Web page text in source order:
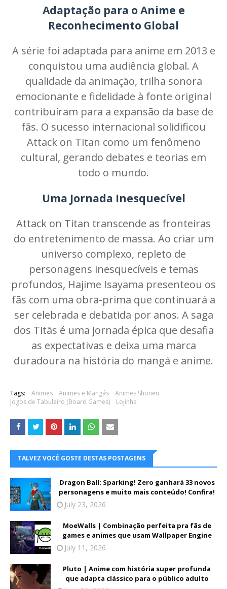
Adaptação para o Anime e
Reconhecimento Global
A série foi adaptada para anime em 2013 e
conquistou uma audiência global. A
qualidade da animação, trilha sonora
emocionante e fidelidade à fonte original
contribuíram para a expansão da base de
fãs. O sucesso internacional solidificou
Attack on Titan como um fenômeno
cultural, gerando debates e teorias em
todo o mundo.
Uma Jornada Inesquecível
Attack on Titan transcende as fronteiras
do entretenimento de massa. Ao criar um
universo complexo, repleto de
personagens inesquecíveis e temas
profundos, Hajime Isayama presenteou os
fãs com uma obra-prima que continuará a
ser celebrada e debatida por anos. A saga
dos Titãs é uma jornada épica que desafia
as expectativas e deixa uma marca
duradoura na história do mangá e anime.
Tags: Animes Animes e Mangás
Animes Shonen
Jogos de Tabuleiro (Board Games)
Lojinha
TALVEZ VOCÊ GOSTE DESTAS POSTAGENS
Dragon Ball: Sparking! Zero ganhará 33 novos
personagens e muito mais conteúdo! Confira!
July 23, 2026
MoeWalls | Combinação perfeita pra fãs de
games e animes que usam Wallpaper Engine
July 11, 2026
Pluto | Anime com história super profunda
que adapta clássico para o público adulto